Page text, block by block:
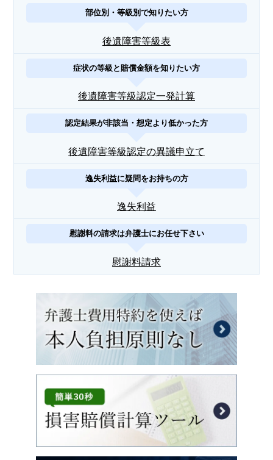
部位別・等級別で知りたい方
後遺障害等級表
症状の等級と賠償金額を知りたい方
後遺障害等級認定一発計算
認定結果が非該当・想定より低かった方
後遺障害等級認定の異議申立て
逸失利益に疑問をお持ちの方
逸失利益
慰謝料の請求は弁護士にお任せ下さい
慰謝料請求